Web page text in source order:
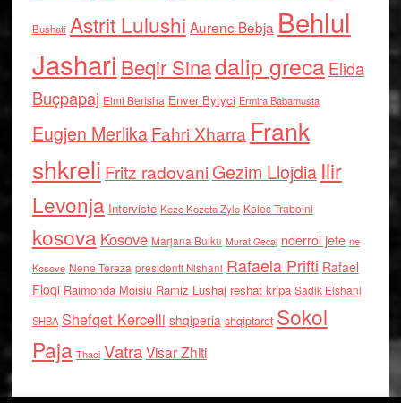
Bushati Astrit Lulushi Aurenc Bebja Behlul
Jashari Beqir Sinadalip grecaElida
Buçpapaj Elmi Berisha Enver Bytyci Ermira Babamusta
Eugjen MerlikaFahri Xharra Frank
shkreli Fritz radovaniGezim Llojdia Ilir
Levonja Interviste Keze Kozeta Zylo Kolec Traboini
kosova Kosove Marjana Bulku Murat Gecaj nderroi jete ne
Kosove Nene Tereza presidenti Nishani Rafaela Prifti Rafael
Floqi Raimonda Moisiu Ramiz Lushaj reshat kripa Sadik Elshani
SHBA Shefqet Kercelli shqiperia shqiptaret Sokol
Paja Thaci VatraVisar Zhiti